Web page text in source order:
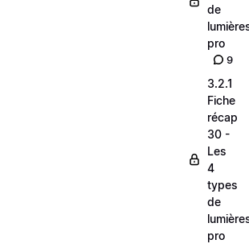
de
pro
9
3.2.1
Fiche
récap
30 -
Les
4
types
de
pro